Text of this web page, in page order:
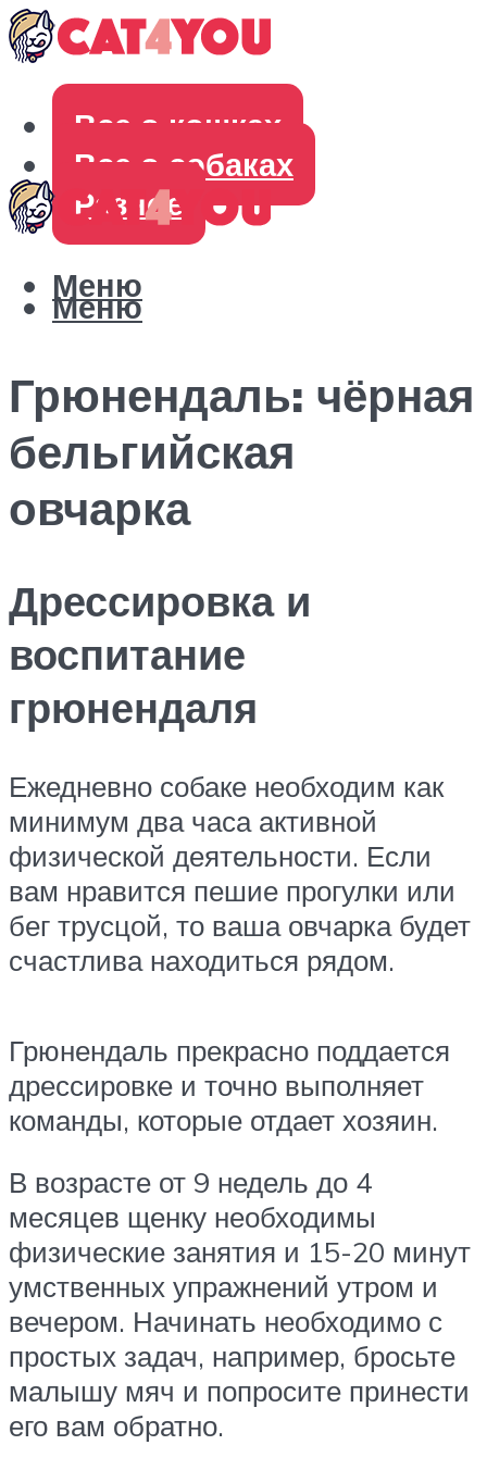
Все о кошках
Все о собаках
Разное
Меню
Меню
Грюнендаль: чёрная
бельгийская
овчарка
Дрессировка и
воспитание
грюнендаля
Ежедневно собаке необходим как
минимум два часа активной
физической деятельности. Если
вам нравится пешие прогулки или
бег трусцой, то ваша овчарка будет
счастлива находиться рядом.
Грюнендаль прекрасно поддается
дрессировке и точно выполняет
команды, которые отдает хозяин.
В возрасте от 9 недель до 4
месяцев щенку необходимы
физические занятия и 15-20 минут
умственных упражнений утром и
вечером. Начинать необходимо с
простых задач, например, бросьте
малышу мяч и попросите принести
его вам обратно.